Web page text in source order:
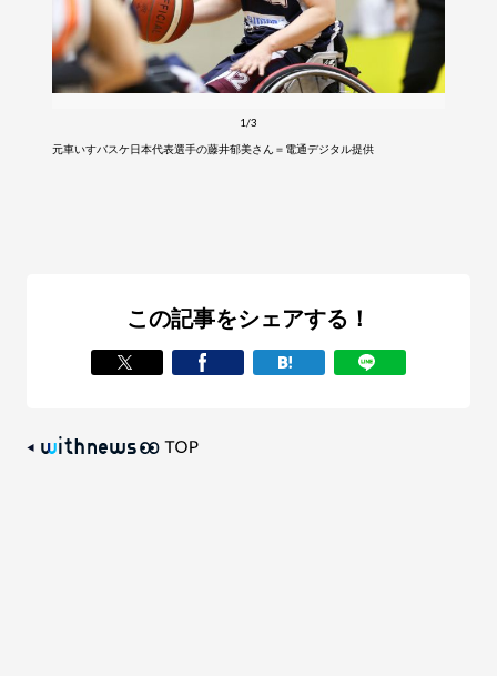
1/3
元車いすバスケ日本代表選手の藤井郁美さん＝電通デジタル提供
この記事をシェアする！